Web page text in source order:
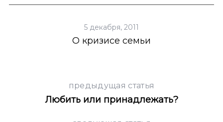
5 декабря, 2011
О кризисе семьи
предыдущая статья
Любить или принадлежать?